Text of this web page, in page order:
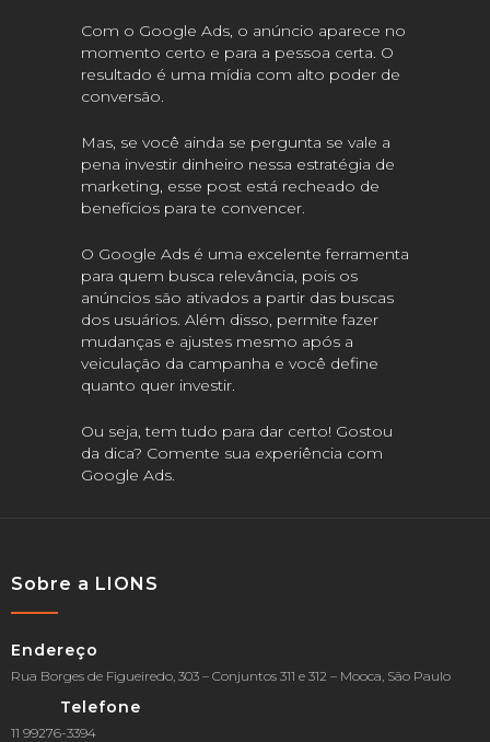
Com o Google Ads, o anúncio aparece no
momento certo e para a pessoa certa. O
resultado é uma mídia com alto poder de
conversão.
Mas, se você ainda se pergunta se vale a
pena investir dinheiro nessa estratégia de
marketing, esse post está recheado de
benefícios para te convencer.
O Google Ads é uma excelente ferramenta
para quem busca relevância, pois os
anúncios são ativados a partir das buscas
dos usuários. Além disso, permite fazer
mudanças e ajustes mesmo após a
veiculação da campanha e você define
quanto quer investir.
Ou seja, tem tudo para dar certo! Gostou
da dica? Comente sua experiência com
Google Ads.
Sobre a LIONS
Endereço
Rua Borges de Figueiredo, 303 – Conjuntos 311 e 312 – Mooca, São Paulo
Telefone
11 99276-3394